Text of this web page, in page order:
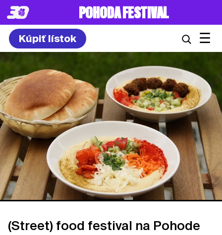
POHODA FESTIVAL
Kúpiť lístok ☰
(Street) food festival na Pohode